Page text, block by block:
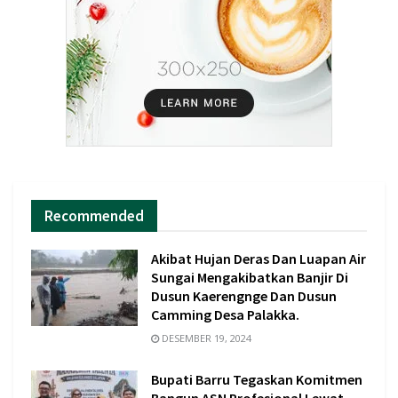
Recommended
Akibat Hujan Deras Dan Luapan Air
Sungai Mengakibatkan Banjir Di
Dusun Kaerengnge Dan Dusun
Camming Desa Palakka.
DESEMBER 19, 2024
Bupati Barru Tegaskan Komitmen